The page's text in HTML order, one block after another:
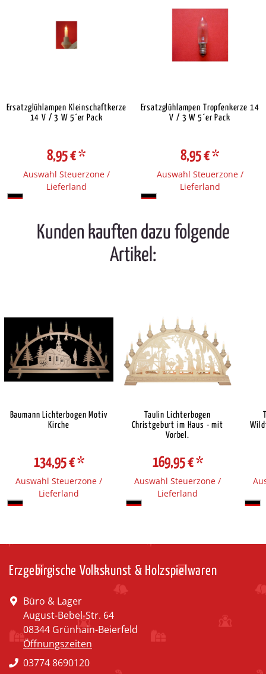
Ersatzglühlampen Kleinschaftkerze
14 V / 3 W 5´er Pack
8,95 €*
Auswahl Steuerzone /
Lieferland
Ersatzglühlampen Tropfenkerze 14
V / 3 W 5´er Pack
8,95 €*
Auswahl Steuerzone /
Lieferland
Kunden kauften dazu folgende
Artikel:
Baumann Lichterbogen Motiv
Kirche
134,95 €*
Auswahl Steuerzone /
Lieferland
Taulin Lichterbogen
Christgeburt im Haus - mit
Vorbel.
169,95 €*
Auswahl Steuerzone /
Lieferland
Erzgebirgische Volkskunst & Holzspielwaren
Büro & Lager
August-Bebel-Str. 64
08344 Grünhain-Beierfeld
Öffnungszeiten
03774 8690120